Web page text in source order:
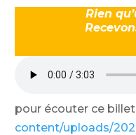
Rien
pour écouter ce billet
content/uploads/